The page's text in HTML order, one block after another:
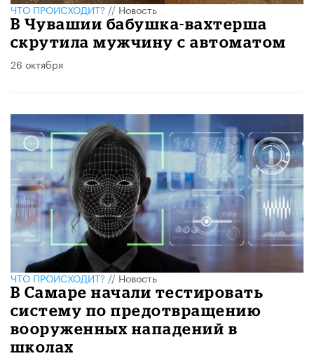
ЧТО ПРОИСХОДИТ?//Новость
В Чувашии бабушка-вахтерша
скрутила мужчину с автоматом
26 октября
ЧТО ПРОИСХОДИТ?//Новость
В Самаре начали тестировать
систему по предотвращению
вооруженных нападений в
школах